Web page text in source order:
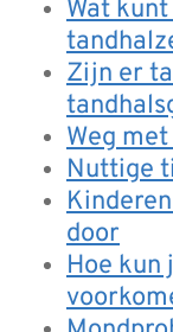
Wat
Zijn er
Weg
Nuttige
door
Hoe kun